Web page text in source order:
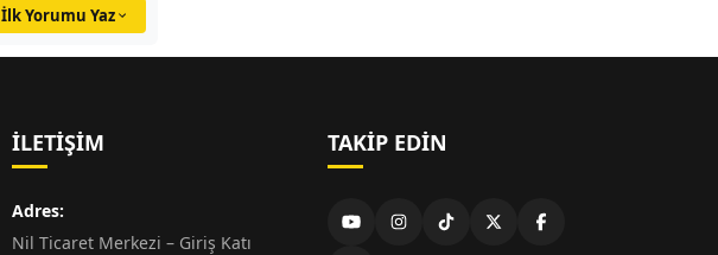
İlk Yorumu Yaz
İLETIŞIM
Adres:
Nil Ticaret Merkezi – Giriş Katı
TAKIP EDIN